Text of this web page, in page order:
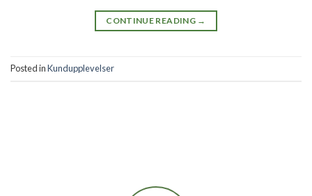
CONTINUE READING →
Posted inKundupplevelser